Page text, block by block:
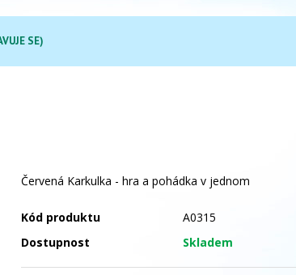
SE)
Červená Karkulka - hra a pohádka v jednom
Kód produktu
A0315
Dostupnost
Skladem